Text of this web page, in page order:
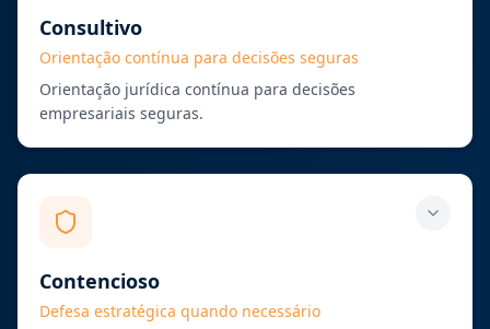
Consultivo
Orientação contínua para decisões seguras
Orientação jurídica contínua para decisões
empresariais seguras.
Contencioso
Defesa estratégica quando necessário